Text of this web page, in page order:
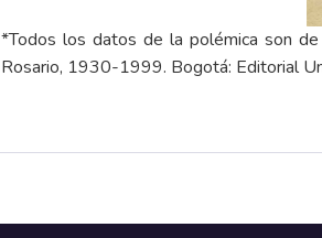
*Todos los datos de la polémica son
Rosario, 1930-1999. Bogotá: Editorial